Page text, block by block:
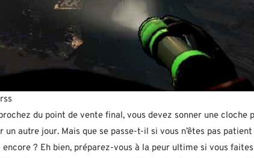
du point de vente final, vous devez sonner une
un autre jour. Mais que se passe-t-il si vous n’êtes pas
? Eh bien, préparez-vous à la peur ultime si vous